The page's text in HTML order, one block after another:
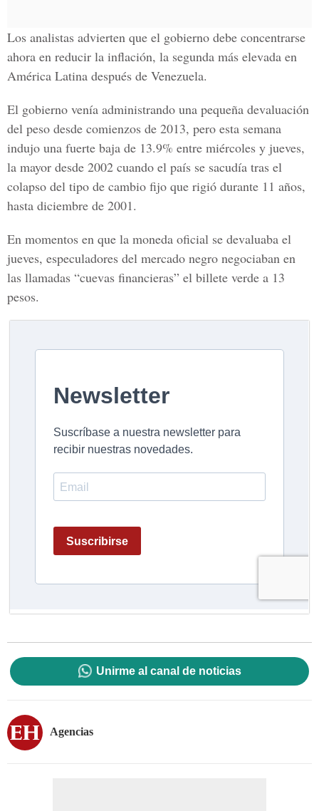
Los analistas advierten que el gobierno debe concentrarse
ahora en reducir la inflación, la segunda más elevada en
América Latina después de Venezuela.
El gobierno venía administrando una pequeña devaluación
del peso desde comienzos de 2013, pero esta semana
indujo una fuerte baja de 13.9% entre miércoles y jueves,
la mayor desde 2002 cuando el país se sacudía tras el
colapso del tipo de cambio fijo que rigió durante 11 años,
hasta diciembre de 2001.
En momentos en que la moneda oficial se devaluaba el
jueves, especuladores del mercado negro negociaban en
las llamadas “cuevas financieras” el billete verde a 13
pesos.
Unirme al canal de noticias
Agencias